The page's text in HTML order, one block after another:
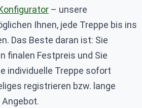
– unsere
Ihnen, jede Treppe bis ins
Das Beste daran ist: Sie
finalen Festpreis und Sie
individuelle Treppe sofort
registrieren bzw. lange